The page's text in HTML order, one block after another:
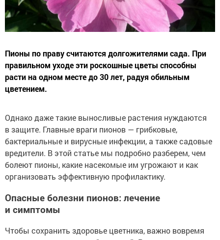
Пионы по праву считаются долгожителями сада. При
правильном уходе эти роскошные цветы способны
расти на одном месте до 30 лет, радуя обильным
цветением.
Однако даже такие выносливые растения нуждаются
в защите. Главные враги пионов — грибковые,
бактериальные и вирусные инфекции, а также садовые
вредители. В этой статье мы подробно разберем, чем
болеют пионы, какие насекомые им угрожают и как
организовать эффективную профилактику.
Опасные болезни пионов: лечение
и симптомы
Чтобы сохранить здоровье цветника, важно вовремя